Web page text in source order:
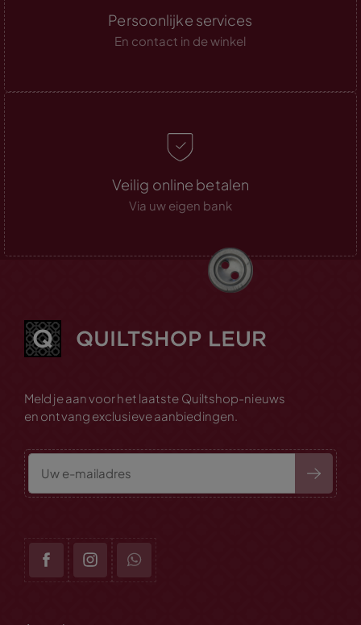
Persoonlijke services
En contact in de winkel
Veilig online betalen
Via uw eigen bank
Meld je aan voor het laatste Quiltshop-nieuws
en ontvang exclusieve aanbiedingen.